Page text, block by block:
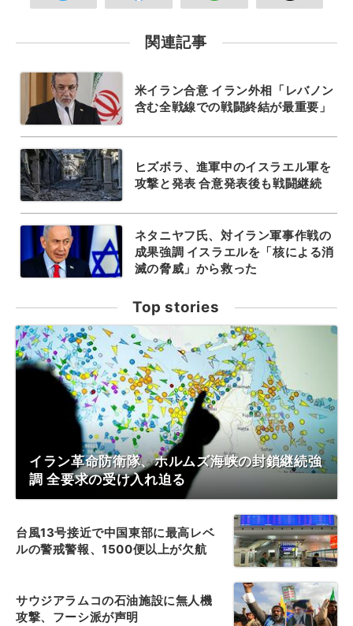
関連記事
米イラン合意 イラン外相「レバノン
含む全戦線での戦闘終結が最重要」
ヒズボラ、進軍中のイスラエル軍を
攻撃と発表 合意発表後も戦闘継続
ネタニヤフ氏、対イラン軍事作戦の
成果強調 イスラエルを「核による消
滅の脅威」から救った
Top stories
イラン革命防衛隊、ホルムズ海峡の封鎖継続強
調 全要求の受け入れ迫る
台風13号接近で中国東部に最高レベ
ルの警戒警報、1500便以上が欠航
サウジアラムコの石油施設に無人機
攻撃、フーシ派が声明